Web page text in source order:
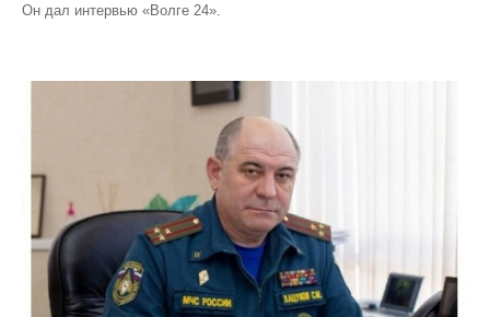
Он дал интервью «Волге 24».